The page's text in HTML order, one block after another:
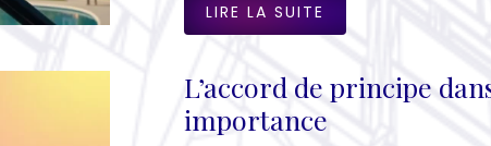
LIRE LA SUITE
L’accord de principe
importance